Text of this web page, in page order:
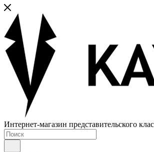
Интернет-магазин представительского